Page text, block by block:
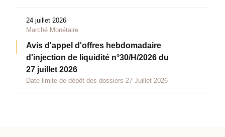
24 juillet 2026
Marché Monétaire
Avis d'appel d'offres hebdomadaire
d'injection de liquidité n°30/H/2026 du
27 juillet 2026
Date limite de dépôt des dossiers 27 Juillet 2026